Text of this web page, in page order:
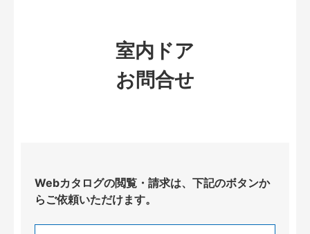
室内ドア
お問合せ
Webカタログの閲覧・請求は、下記のボタンか
らご依頼いただけます。